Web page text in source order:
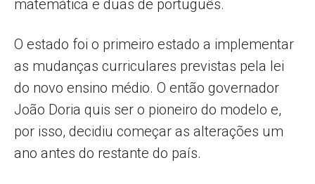
matemática e duas de português.
O estado foi o primeiro estado a implementar
as mudanças curriculares previstas pela lei
do novo ensino médio. O então governador
João Doria quis ser o pioneiro do modelo e,
por isso, decidiu começar as alterações um
ano antes do restante do país.